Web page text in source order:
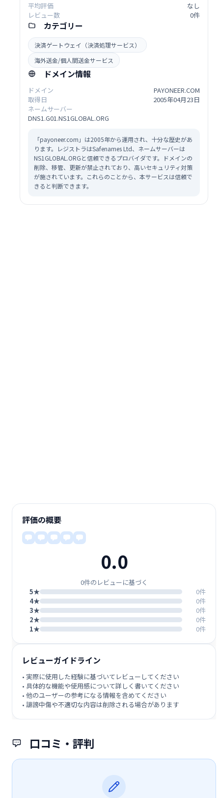
平均評価
なし
レビュー数
0件
カテゴリー
決済ゲートウェイ（決済処理サービス）
海外送金/個人間送金サービス
ドメイン情報
ドメイン
PAYONEER.COM
取得日
2005年04月23日
ネームサーバー
DNS1.G01.NS1GLOBAL.ORG
「payoneer.com」は2005年から運用され、十分な歴史があ
ります。レジストラはSafenames Ltd、ネームサーバーは
NS1GLOBAL.ORGと信頼できるプロバイダです。ドメインの
削除、移管、更新が禁止されており、高いセキュリティ対策
が施されています。これらのことから、本サービスは信頼で
きると判断できます。
口コミ・評判
評価の概要
0.0
0件のレビューに基づく
5★
0件
4★
0件
3★
0件
2★
0件
1★
0件
レビューガイドライン
• 実際に使用した経験に基づいてレビューしてください
• 具体的な機能や使用感について詳しく書いてください
• 他のユーザーの参考になる情報を含めてください
• 誹謗中傷や不適切な内容は削除される場合があります